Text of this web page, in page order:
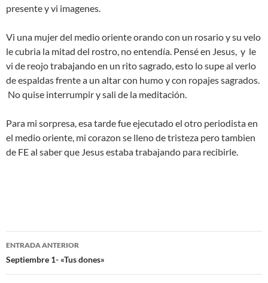
presente y vi imagenes.
Vi una mujer del medio oriente orando con un rosario y su velo
le cubria la mitad del rostro, no entendía. Pensé en Jesus, y le
vi de reojo trabajando en un rito sagrado, esto lo supe al verlo
de espaldas frente a un altar con humo y con ropajes sagrados.
No quise interrumpir y sali de la meditación.
Para mi sorpresa, esa tarde fue ejecutado el otro periodista en
el medio oriente, mi corazon se lleno de tristeza pero tambien
de FE al saber que Jesus estaba trabajando para recibirle.
Navegación
de
ENTRADA ANTERIOR
Septiembre 1- «Tus dones»